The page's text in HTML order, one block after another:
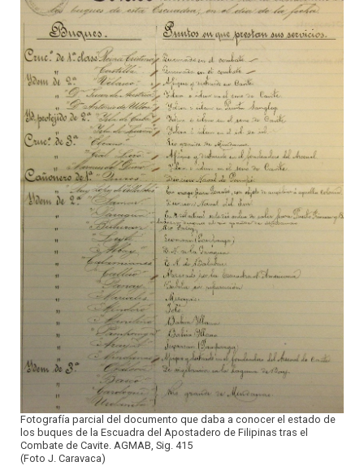
Fotografía parcial del documento que daba a conocer el estado de
los buques de la Escuadra del Apostadero de Filipinas tras el
Combate de Cavite. AGMAB, Sig. 415
(Foto J. Caravaca)